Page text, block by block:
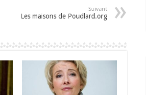
Suivant
Les maisons de Poudlard.org